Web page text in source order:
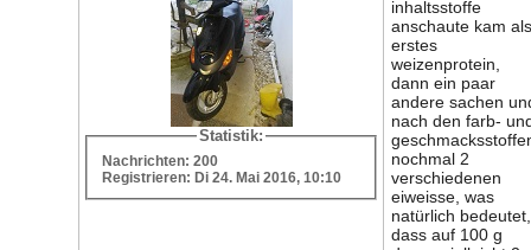
Statistik:
Nachrichten: 200
Registrieren: Di 24. Mai 2016, 10:10
inhaltsstoffe
anschaute kam als
erstes
weizenprotein,
dann ein paar
andere sachen
nach den farb-
nochmal 2
verschiedenen
eiweisse, was
natürlich bedeutet,
dass auf 100 g